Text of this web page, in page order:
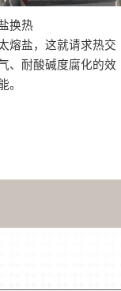
换热
熔盐，这就请求热交
、耐酸碱度腐化的效
。